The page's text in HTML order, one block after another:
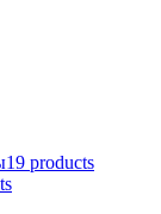
19 products